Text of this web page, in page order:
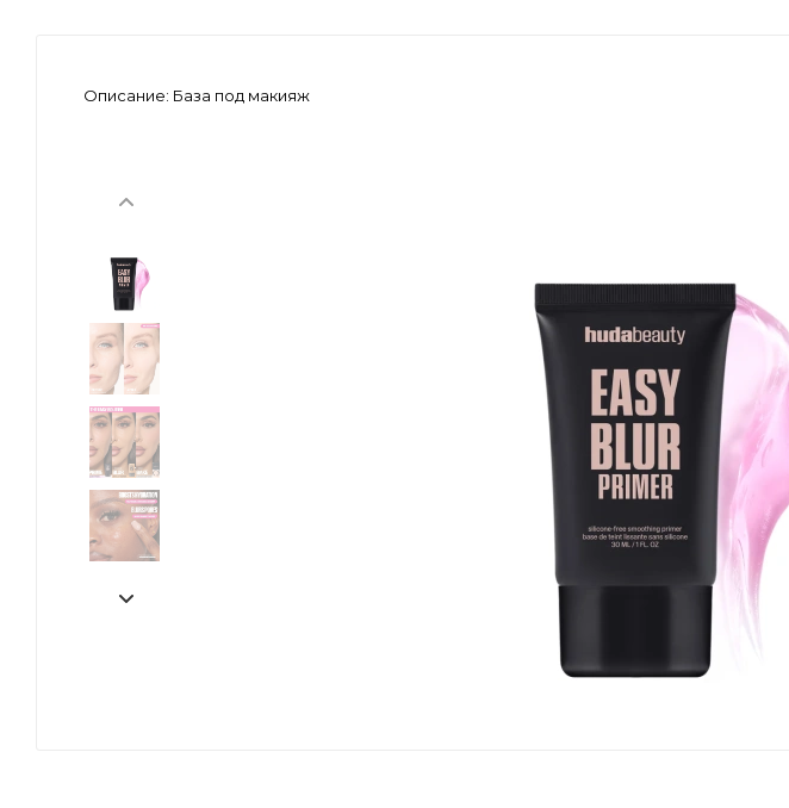
Описание: База под макияж